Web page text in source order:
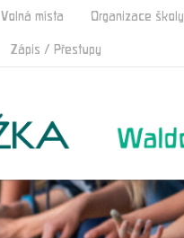
Volná místa Organizace školy
Zápis / Přestupy